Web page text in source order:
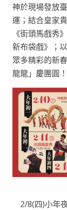
神於現場發放
運；結合皇家
《街頭馬戲秀
新布袋戲》；
眾多精彩的新
龍龍」慶團圓！
2/8(四)小年